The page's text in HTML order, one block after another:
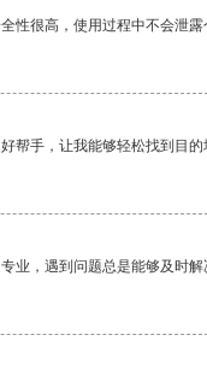
性很高，使用过程中不会泄
帮手，让我能够轻松找到目的
业，遇到问题总是能够及时解